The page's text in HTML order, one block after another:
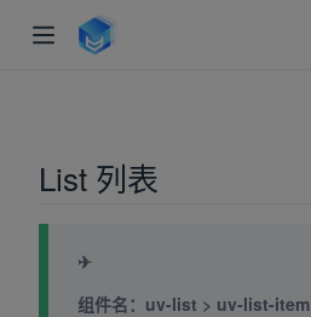
List 列表
✈
组件名：uv-list > uv-list-item